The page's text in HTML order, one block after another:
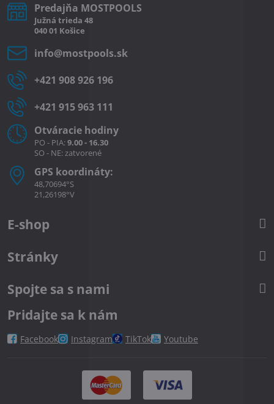
Predajňa MOSTPOOLS
Južná trieda 48
040 01 Košice
info​@mostpools​.sk
+421 908 926 196
+421 915 963 111
Otváracie hodiny
PO - PIA:9.00 - 16.30
SO - NE: zatvorené
GPS koordináty:
48,70694°S
21,26198°V
E-shop
Stránky
Spojte sa s nami
Pridajte sa k nám
Facebook Instagram TikTok Youtube